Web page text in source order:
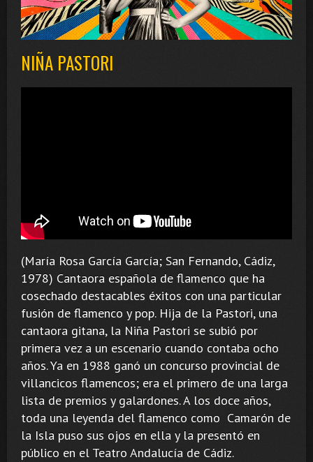
NIÑA PASTORI
(María Rosa García García; San Fernando, Cádiz,
1978) Cantaora española de flamenco que ha
cosechado destacables éxitos con una particular
fusión de flamenco y pop. Hija de la Pastori, una
cantaora gitana, la Niña Pastori se subió por
primera vez a un escenario cuando contaba ocho
años. Ya en 1988 ganó un concurso provincial de
villancicos flamencos; era el primero de una larga
lista de premios y galardones. A los doce años,
toda una leyenda del flamenco como Camarón de
la Isla puso sus ojos en ella y la presentó en
público en el Teatro Andalucía de Cádiz.